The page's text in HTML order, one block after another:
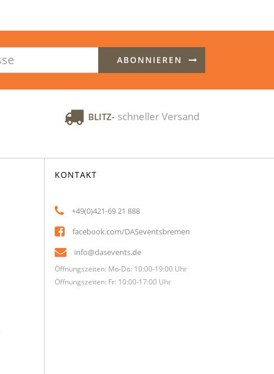
ABONNIEREN
BLITZ- schneller Versand
KONTAKT
+49(0)421-69 21 888
facebook.com/DASeventsbremen
info@dasevents.de
Öffnungszeiten: Mo-Do: 10:00-19:00 Uhr
Öffnungszeiten: Fr: 10:00-17:00 Uhr